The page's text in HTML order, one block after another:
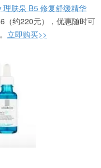
理肤泉 B5 修复舒缓精华
（约220元），优惠随时可
立即购买>>